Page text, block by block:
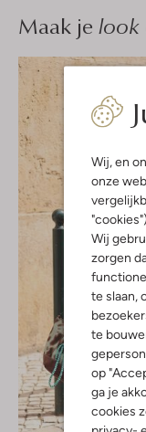
Wij, en
onze
"cookies").
Wij
zorgen
te slaan,
te
op
ga je
cookies
Maak je look